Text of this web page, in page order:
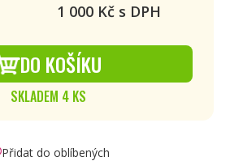
1 000Kč s DPH
DO KOŠÍKU
SKLADEM 4 KS
Přidat do oblíbených